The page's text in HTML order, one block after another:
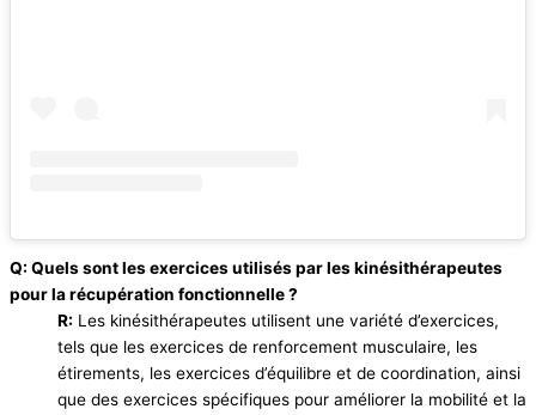
Q: Quels sont les exercices utilisés par les kinésithérapeutes
pour la récupération fonctionnelle ?
R: Les kinésithérapeutes utilisent une variété d’exercices,
tels que les exercices de renforcement musculaire, les
étirements, les exercices d’équilibre et de coordination, ainsi
que des exercices spécifiques pour améliorer la mobilité et la